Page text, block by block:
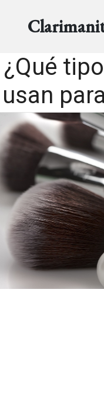
¿Qué
usan